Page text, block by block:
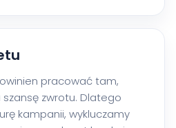
pracować tam,
zwrotu. Dlatego
kampanii, wykluczamy